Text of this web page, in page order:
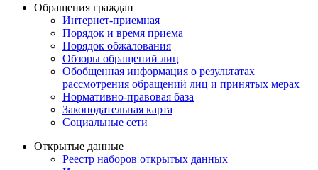
Обращения граждан
Интернет-приемная
Порядок и время приема
Порядок обжалования
Обзоры обращений лиц
Обобщенная информация о результатах
рассмотрения обращений лиц и принятых мерах
Нормативно-правовая база
Законодательная карта
Социальные сети
Открытые данные
Реестр наборов открытых данных